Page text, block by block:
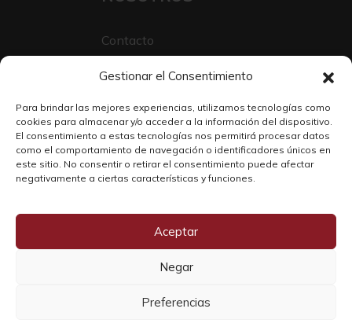
Gestionar el Consentimiento
Para brindar las mejores experiencias, utilizamos tecnologías como
cookies para almacenar y/o acceder a la información del dispositivo.
El consentimiento a estas tecnologías nos permitirá procesar datos
como el comportamiento de navegación o identificadores únicos en
este sitio. No consentir o retirar el consentimiento puede afectar
negativamente a ciertas características y funciones.
Aceptar
Negar
Preferencias
Copyright © 2026 SOLO WINE
Contacto